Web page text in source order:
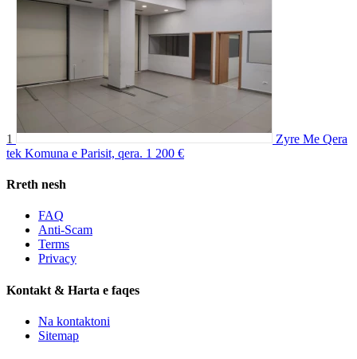
1
Zyre Me Qera
tek Komuna e Parisit, qera. 1 200 €
Rreth nesh
FAQ
Anti-Scam
Terms
Privacy
Kontakt & Harta e faqes
Na kontaktoni
Sitemap